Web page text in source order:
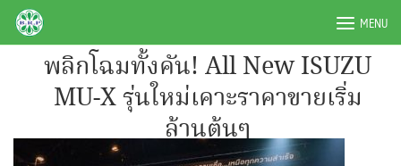
SkipBRPAUTO.COM MENU
พลิกโฉมทั้งคัน! All New ISUZU
MU-X รุ่นใหม่เคาะราคาขายเริ่ม
ล้านต้นๆ